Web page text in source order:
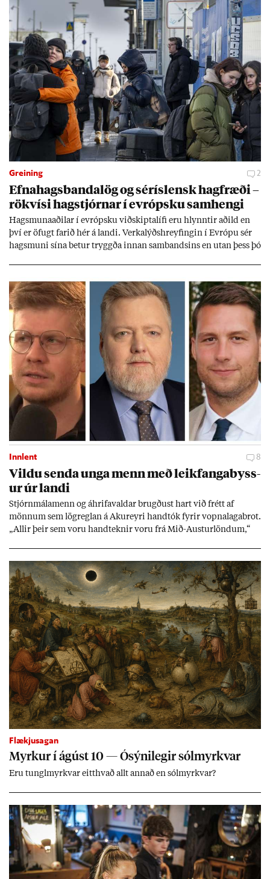
Greining 2
Efna­hags­banda­lög og sér­ís­lensk hag­fræði –
rök­vísi hag­stjórn­ar í evr­ópsku sam­hengi
Hags­muna­að­il­ar í evr­ópsku við­skipta­lífi eru hlynnt­ir að­ild en
því er öf­ugt far­ið hér á landi. Verka­lýðs­hreyf­ing­in í Evr­ópu sér
hags­muni sína bet­ur tryggða inn­an sam­bands­ins en ut­an þess þó
sam­band. Ís­lensk­ur al­menn­ing­ur fær að segja sitt álit inn­an
mán­að­ar.
Innlent 8
Vildu senda unga menn með leik­fanga­byss­
ur úr landi
Stjórn­mála­menn og áhrifa­vald­ar brugð­ust hart við frétt af
mönn­um sem lög­regl­an á Ak­ur­eyri hand­tók fyr­ir vopna­laga­brot.
„All­ir þeir sem voru hand­tekn­ir voru frá Mið-Aust­ur­lönd­um,“
óleið­rétt­ar.
Flækjusagan
Myrk­ur í ág­úst 10 — Ósýni­leg­ir sól­myrkv­ar
Eru tungl­myrkv­ar eitt­hvað allt ann­að en sól­myrkv­ar?